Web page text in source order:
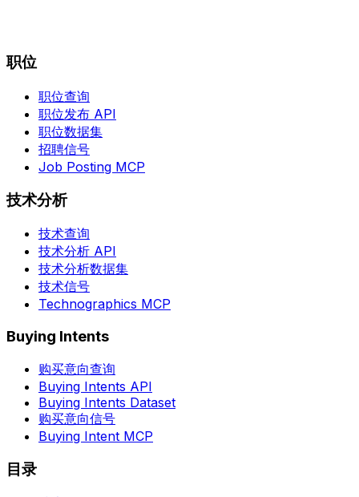
职位
职位查询
职位发布 API
职位数据集
招聘信号
Job Posting MCP
技术分析
技术查询
技术分析 API
技术分析数据集
技术信号
Technographics MCP
Buying Intents
购买意向查询
Buying Intents API
Buying Intents Dataset
购买意向信号
Buying Intent MCP
目录